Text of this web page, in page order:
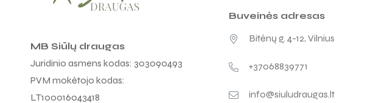
MB Siūlų draugas
Juridinio asmens kodas: 303090493
PVM mokėtojo kodas:
LT100016043418
Buveinės adresas
Bitėnų g. 4-12, Vilnius
+37068839771
info@siuludraugas.lt